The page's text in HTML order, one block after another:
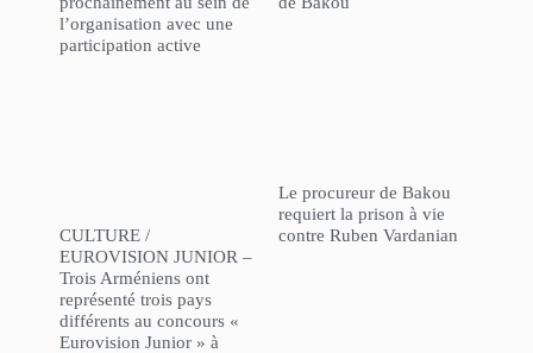
l’organisation avec une
participation active
CULTURE /
EUROVISION JUNIOR –
Trois Arméniens ont
représenté trois pays
différents au concours «
Eurovision Junior » à
Le procureur de Bakou
requiert la prison à vie
contre Ruben Vardanian